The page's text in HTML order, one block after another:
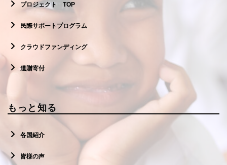
プロジェクト TOP
民際サポートプログラム
クラウドファンディング
遺贈寄付
もっと知る
各国紹介
皆様の声